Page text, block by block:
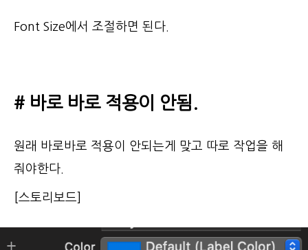
Font Size에서 조절하면 된다.
# 바로 바로 적용이 안됨.
원래 바로바로 적용이 안되는게 맞고 따로 작업을 해
줘야한다.
[스토리보드]